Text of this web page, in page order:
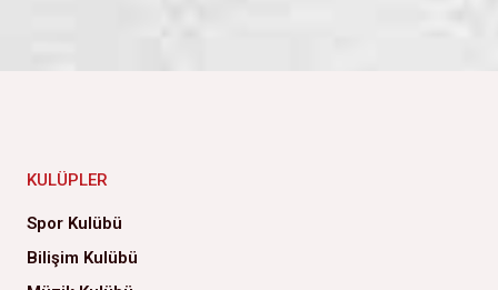
KULÜPLER
Spor Kulübü
Bilişim Kulübü